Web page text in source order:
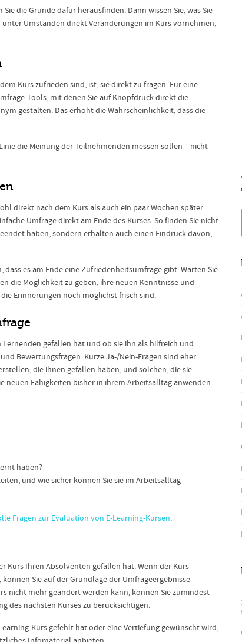
die Gründe dafür herausfinden. Dann wissen Sie, was Sie
Umständen direkt Veränderungen im Kurs vornehmen,
Kurs zufrieden sind, ist, sie direkt zu fragen. Für eine
Tools, mit denen Sie auf Knopfdruck direkt die
gestalten. Das erhöht die Wahrscheinlichkeit, dass die
die Meinung der Teilnehmenden messen sollen – nicht
direkt nach dem Kurs als auch ein paar Wochen später.
Umfrage direkt am Ende des Kurses. So finden Sie nicht
haben, sondern erhalten auch einen Eindruck davon,
es am Ende eine Zufriedenheitsumfrage gibt. Warten Sie
die Möglichkeit zu geben, ihre neuen Kenntnisse und
Erinnerungen noch möglichst frisch sind.
gefallen hat und ob sie ihn als hilfreich und
Bewertungsfragen. Kurze Ja-/Nein-Fragen sind eher
die ihnen gefallen haben, und solchen, die sie
neuen Fähigkeiten bisher in ihrem Arbeitsalltag anwenden
haben?
und wie sicher können Sie sie im Arbeitsalltag
Fragen zur Evaluation von E-Learning-Kursen.
Kurs Ihren Absolventen gefallen hat. Wenn der Kurs
Sie auf der Grundlage der Umfrageergebnisse
nicht mehr geändert werden kann, können Sie zumindest
des nächsten Kurses zu berücksichtigen.
Kurs gefehlt hat oder eine Vertiefung gewünscht wird,